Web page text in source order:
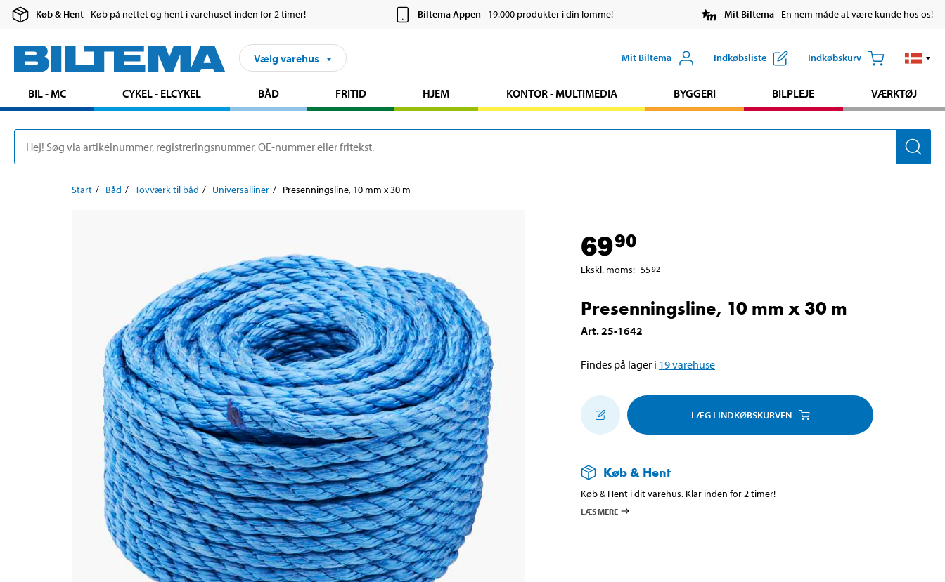
Køb & Hent- Køb på nettet og hent i varehuset inden for 2 timer! Biltema Appen- 19.000 produkter i din lomme! Mit Biltema- En nem måde at være kunde hos os!
Vælg varehus Mit Biltema Indkøbsliste Indkøbskurv
BIL - MC CYKEL - ELCYKEL BÅD FRITID HJEM KONTOR - MULTIMEDIA BYGGERI BILPLEJE VÆRKTØJ
Start Båd Tovværk til båd Universalliner Presenningsline, 10 mm x 30 m
6990
Ekskl. moms: 5592
Presenningsline, 10 mm x 30 m
Art.25-1642
Findes på lager i 19varehuse
LÆG I INDKØBSKURVEN
Køb & Hent
Køb & Hent i dit varehus. Klar inden for 2 timer!
LÆS MERE